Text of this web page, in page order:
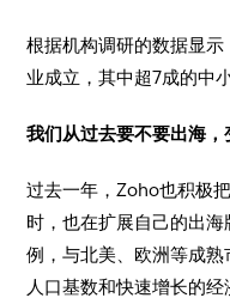
根据机构调研的数据显
业成立，其中超7成的中
我们从过去要不要出海，
过去一年，Zoho也积极
时，也在扩展自己的出
例，与北美、欧洲等成
人口基数和快速增长的经